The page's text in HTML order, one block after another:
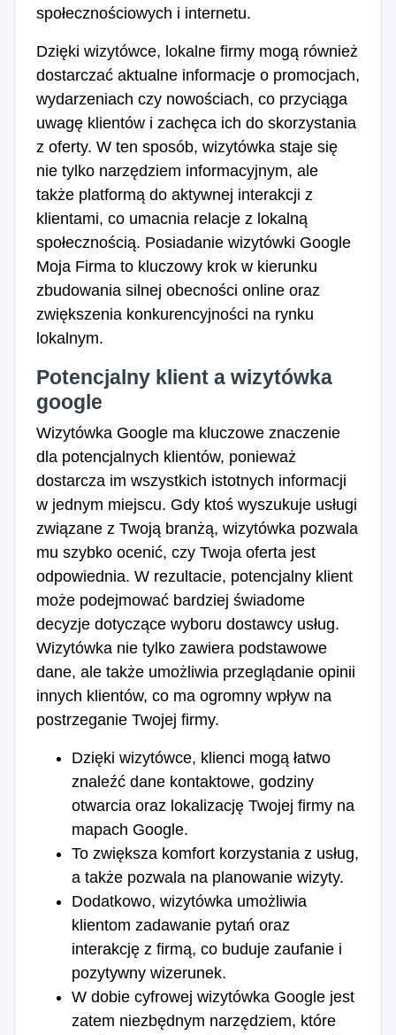
społecznościowych i internetu.
Dzięki wizytówce, lokalne firmy mogą również
dostarczać aktualne informacje o promocjach,
wydarzeniach czy nowościach, co przyciąga
uwagę klientów i zachęca ich do skorzystania
z oferty. W ten sposób, wizytówka staje się
nie tylko narzędziem informacyjnym, ale
także platformą do aktywnej interakcji z
klientami, co umacnia relacje z lokalną
społecznością. Posiadanie wizytówki Google
Moja Firma to kluczowy krok w kierunku
zbudowania silnej obecności online oraz
zwiększenia konkurencyjności na rynku
lokalnym.
Potencjalny klient a wizytówka
google
Wizytówka Google ma kluczowe znaczenie
dla potencjalnych klientów, ponieważ
dostarcza im wszystkich istotnych informacji
w jednym miejscu. Gdy ktoś wyszukuje usługi
związane z Twoją branżą, wizytówka pozwala
mu szybko ocenić, czy Twoja oferta jest
odpowiednia. W rezultacie, potencjalny klient
może podejmować bardziej świadome
decyzje dotyczące wyboru dostawcy usług.
Wizytówka nie tylko zawiera podstawowe
dane, ale także umożliwia przeglądanie opinii
innych klientów, co ma ogromny wpływ na
postrzeganie Twojej firmy.
Dzięki wizytówce, klienci mogą łatwo
znaleźć dane kontaktowe, godziny
otwarcia oraz lokalizację Twojej firmy na
mapach Google.
To zwiększa komfort korzystania z usług,
a także pozwala na planowanie wizyty.
Dodatkowo, wizytówka umożliwia
klientom zadawanie pytań oraz
interakcję z firmą, co buduje zaufanie i
pozytywny wizerunek.
W dobie cyfrowej wizytówka Google jest
zatem niezbędnym narzędziem, które